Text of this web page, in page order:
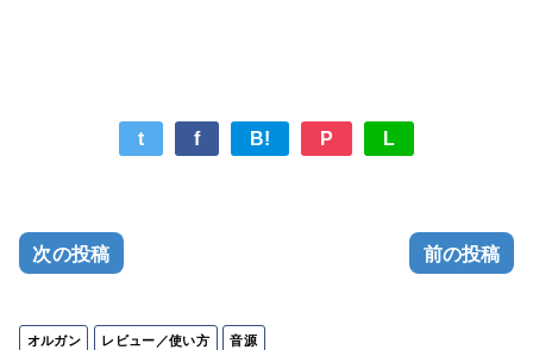
t f B! P L
次の投稿 前の投稿
オルガン レビュー／使い方 音源